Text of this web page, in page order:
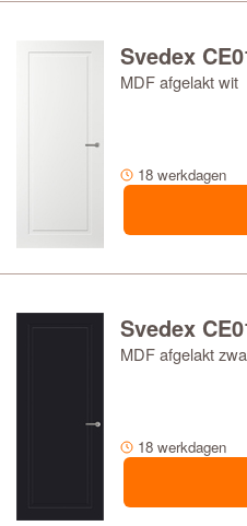
Svedex
MDF afgelakt wit
18 werkdagen
Svedex
MDF afgelakt
18 werkdagen